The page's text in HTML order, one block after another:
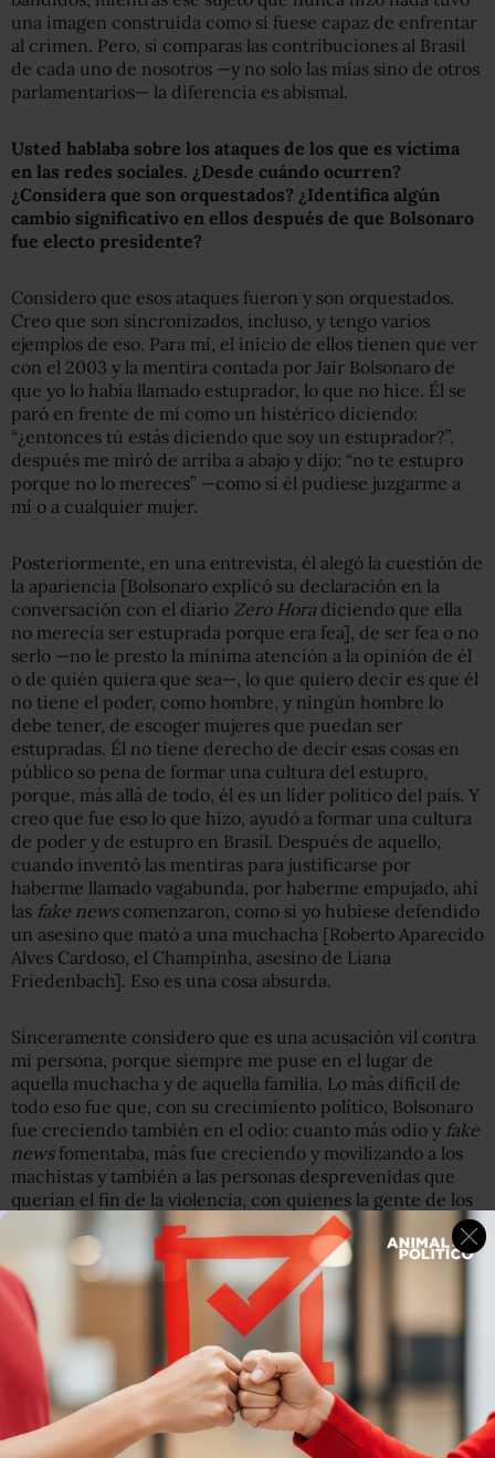
una imagen construida como si fuese capaz de enfrentar
al crimen. Pero, si comparas las contribuciones al Brasil
de cada uno de nosotros —y no solo las mías sino de otros
parlamentarios— la diferencia es abismal.
Usted hablaba sobre los ataques de los que es víctima
en las redes sociales. ¿Desde cuándo ocurren?
¿Considera que son orquestados? ¿Identifica algún
cambio significativo en ellos después de que Bolsonaro
fue electo presidente?
Considero que esos ataques fueron y son orquestados.
Creo que son sincronizados, incluso, y tengo varios
ejemplos de eso. Para mí, el inicio de ellos tienen que ver
con el 2003 y la mentira contada por Jair Bolsonaro de
que yo lo había llamado estuprador, lo que no hice. Él se
paró en frente de mí como un histérico diciendo:
“¿entonces tú estás diciendo que soy un estuprador?”,
después me miró de arriba a abajo y dijo: “no te estupro
porque no lo mereces” —como si él pudiese juzgarme a
mí o a cualquier mujer.
Posteriormente, en una entrevista, él alegó la cuestión de
la apariencia [Bolsonaro explicó su declaración en la
conversación con el diario Zero Hora diciendo que ella
no merecía ser estuprada porque era fea], de ser fea o no
serlo —no le presto la mínima atención a la opinión de él
o de quién quiera que sea—, lo que quiero decir es que él
no tiene el poder, como hombre, y ningún hombre lo
debe tener, de escoger mujeres que puedan ser
estupradas. Él no tiene derecho de decir esas cosas en
público so pena de formar una cultura del estupro,
porque, más allá de todo, él es un líder político del país. Y
creo que fue eso lo que hizo, ayudó a formar una cultura
de poder y de estupro en Brasil. Después de aquello,
cuando inventó las mentiras para justificarse por
haberme llamado vagabunda, por haberme empujado, ahí
las fake newscomenzaron, como si yo hubiese defendido
un asesino que mató a una muchacha [Roberto Aparecido
Alves Cardoso, el Champinha, asesino de Liana
Friedenbach]. Eso es una cosa absurda.
Sinceramente considero que es una acusación vil contra
mi persona, porque siempre me puse en el lugar de
aquella muchacha y de aquella familia. Lo más difícil de
todo eso fue que, con su crecimiento político, Bolsonaro
fue creciendo también en el odio: cuanto más odio y fake
newsfomentaba, más fue creciendo y movilizando a los
machistas y también a las personas desprevenidas que
querían el fin de la violencia, con quienes la gente de los
derechos humano tal vez no haya conseguido
comunicarse. Ligar los derechos humanos con la
promoción de la violencia es peor que cualquier otra
news
. Después, vi nuevamente crecer los mensajes
cuando fui ministra de los Derechos Humanos y defendí
la Comisión Nacional de la Verdad. Nuevamente me topé
con él, que no es un representante de los militares
constitucionales, sino del odio de la dictadura, de las
fuerzas que torturaron, apresaron y mataron. Más allá de
eso, presenté proyectos en defensa de las personas